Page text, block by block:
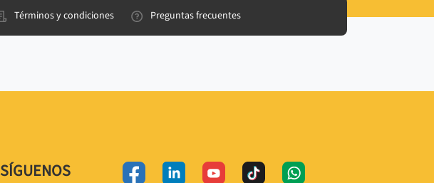
Términos y condiciones Preguntas frecuentes
SÍGUENOS